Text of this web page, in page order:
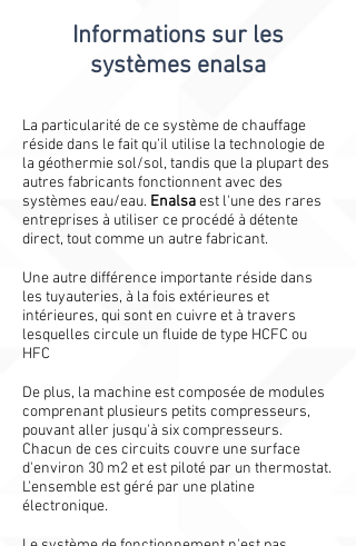
Informations sur les
systèmes enalsa
La particularité de ce système de chauffage
réside dans le fait qu'il utilise la technologie de
la géothermie sol/sol, tandis que la plupart des
autres fabricants fonctionnent avec des
systèmes eau/eau. Enalsaest l'une des rares
entreprises à utiliser ce procédé à détente
direct, tout comme un autre fabricant.
Une autre différence importante réside dans
les tuyauteries, à la fois extérieures et
intérieures, qui sont en cuivre et à travers
lesquelles circule un fluide de type HCFC ou
HFC
De plus, la machine est composée de modules
comprenant plusieurs petits compresseurs,
pouvant aller jusqu'à six compresseurs.
Chacun de ces circuits couvre une surface
d'environ 30 m2 et est piloté par un thermostat.
L'ensemble est géré par une platine
électronique.